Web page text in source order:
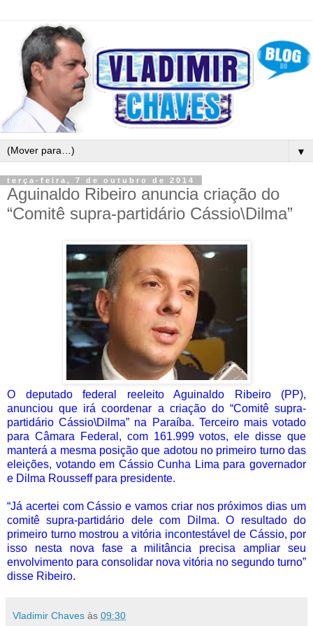
▼
terça-feira, 7 de outubro de 2014
Aguinaldo Ribeiro anuncia criação do
“Comitê supra-partidário Cássio\Dilma”
O deputado federal reeleito Aguinaldo Ribeiro (PP),
anunciou que irá coordenar a criação do “Comitê supra-
partidário Cássio\Dilma” na Paraíba. Terceiro mais votado
para Câmara Federal, com 161.999votos, ele disse que
manterá a mesma posição que adotou no primeiro turno das
eleições, votando em Cássio Cunha Lima para governador
e Dilma Rousseff para presidente.
“Já acertei com Cássio e vamos criar nos próximos dias um
comitê supra-partidário dele com Dilma. O resultado do
primeiro turno mostrou a vitória incontestável de Cássio, por
isso nesta nova fase a militância precisa ampliar seu
envolvimento para consolidar nova vitória no segundo turno”
disse Ribeiro.
Vladimir Chaves às 09:30